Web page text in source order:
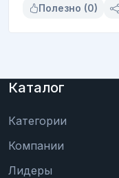
Полезно (0)
Каталог
Категории
Компании
Лидеры